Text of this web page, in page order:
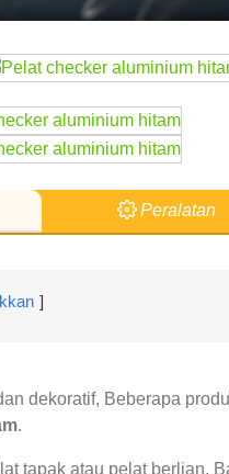
Peralatan
dekoratif, Beberapa
.
tapak atau pelat berlian,